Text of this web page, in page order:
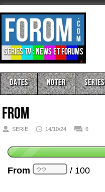
Séries TV : news et forums
Dates Noter Series
From
SERIE 14/10/24 6
From / 100